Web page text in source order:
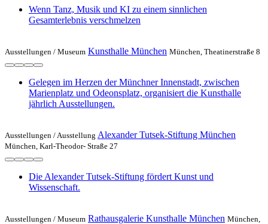
Wenn Tanz, Musik und KI zu einem sinnlichen
Gesamterlebnis verschmelzen
Ausstellungen / Museum Kunsthalle München München, Theatinerstraße 8
Gelegen im Herzen der Münchner Innenstadt, zwischen
Marienplatz und Odeonsplatz, organisiert die Kunsthalle
jährlich Ausstellungen.
Ausstellungen / Ausstellung Alexander Tutsek-Stiftung München
München, Karl-Theodor- Straße 27
Die Alexander Tutsek-Stiftung fördert Kunst und
Wissenschaft.
Ausstellungen / Museum Rathausgalerie Kunsthalle München München,